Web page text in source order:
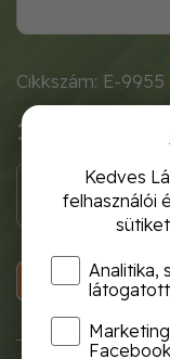
Cikkszám: E-9955
1 630 Ft
Kedves
felhasználói
Analitika,